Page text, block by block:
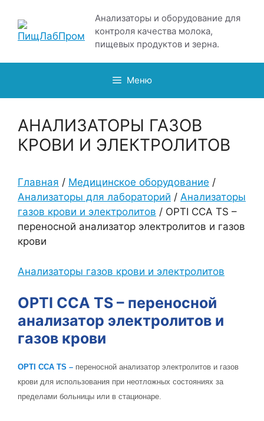
содержимому
Анализаторы и оборудование для
контроля качества молока,
пищевых продуктов и зерна.
Меню
АНАЛИЗАТОРЫ ГАЗОВ
КРОВИ И ЭЛЕКТРОЛИТОВ
Главная / Медицинское оборудование /
Анализаторы для лабораторий / Анализаторы
газов крови и электролитов / OPTI CCA TS –
переносной анализатор электролитов и газов
крови
Анализаторы газов крови и электролитов
OPTI CCA TS – переносной
анализатор электролитов и
газов крови
OPTI CCA TS – переносной анализатор электролитов и газов
крови для использования при неотложных состояниях за
пределами больницы или в стационаре.